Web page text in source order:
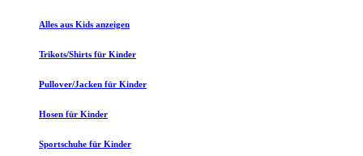
Alles aus Kids anzeigen
Trikots/Shirts für Kinder
Pullover/Jacken für Kinder
Hosen für Kinder
Sportschuhe für Kinder